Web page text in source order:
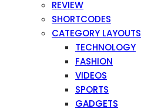
REVIEW
SHORTCODES
CATEGORY LAYOUTS
TECHNOLOGY
FASHION
VIDEOS
SPORTS
GADGETS